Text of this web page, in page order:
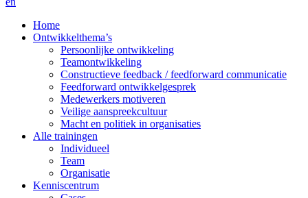
Home
Ontwikkelthema’s
Persoonlijke ontwikkeling
Teamontwikkeling
Constructieve feedback / feedforward communicatie
Feedforward ontwikkelgesprek
Medewerkers motiveren
Veilige aanspreekcultuur
Macht en politiek in organisaties
Alle trainingen
Individueel
Team
Organisatie
Kenniscentrum